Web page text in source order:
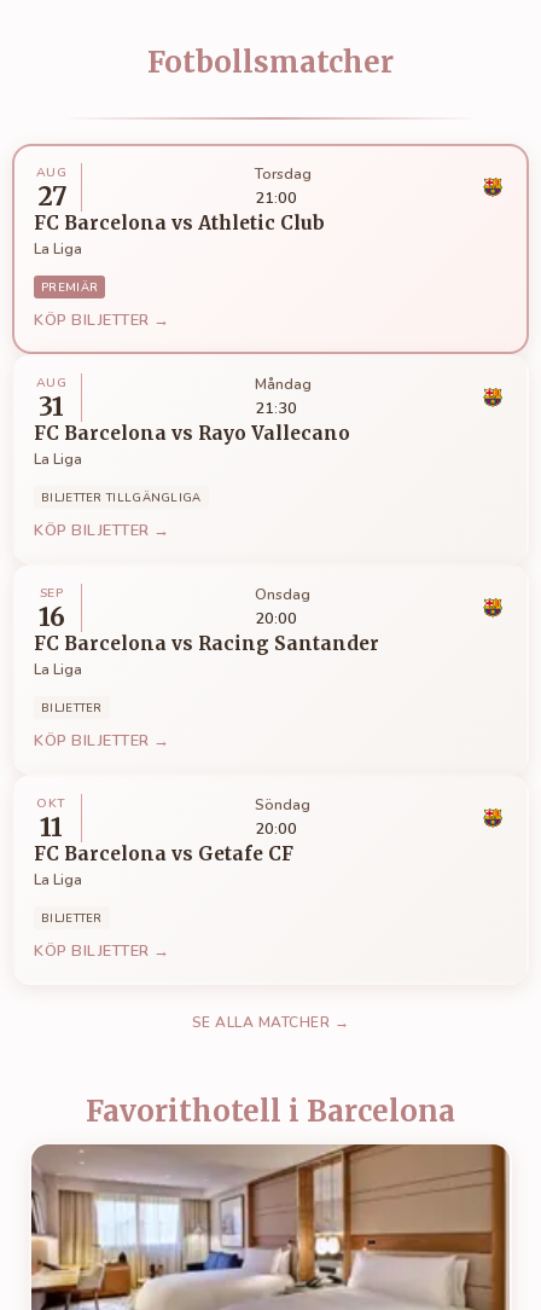
Fotbollsmatcher
AUG
27
Torsdag
21:00
FC Barcelona vs Athletic Club
La Liga
PREMIÄR
KÖP BILJETTER →
AUG
31
Måndag
21:30
FC Barcelona vs Rayo Vallecano
La Liga
BILJETTER TILLGÄNGLIGA
KÖP BILJETTER →
SEP
16
Onsdag
20:00
FC Barcelona vs Racing Santander
La Liga
BILJETTER
KÖP BILJETTER →
OKT
11
Söndag
20:00
FC Barcelona vs Getafe CF
La Liga
BILJETTER
KÖP BILJETTER →
SE ALLA MATCHER →
Favorithotell i Barcelona